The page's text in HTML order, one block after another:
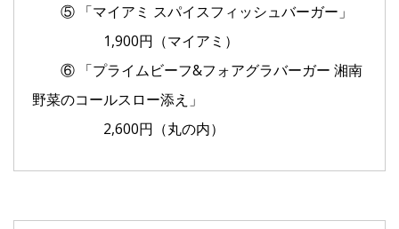
⑤ 「マイアミ スパイスフィッシュバーガー」
1,900円（マイアミ）
⑥ 「プライムビーフ&フォアグラバーガー 湘南
野菜のコールスロー添え」
2,600円（丸の内）